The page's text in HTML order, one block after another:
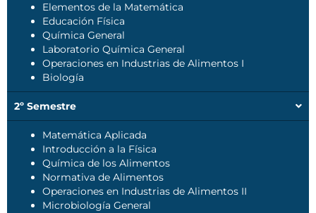
Elementos de la Matemática
Educación Física
Química General
Laboratorio Química General
Operaciones en Industrias de Alimentos I
Biología
2º Semestre
Matemática Aplicada
Introducción a la Física
Química de los Alimentos
Normativa de Alimentos
Operaciones en Industrias de Alimentos II
Microbiología General